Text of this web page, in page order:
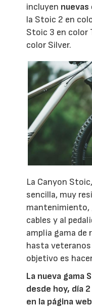
incluyen
la Stoic 2 en
Stoic 3 en color
color Silver.
La Canyon
sencilla, muy
mantenimiento,
cables y al
amplia gama de
hasta
objetivo es
La nueva gama
desde hoy, día
en la página